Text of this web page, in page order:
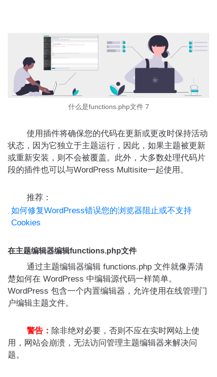
什么是functions.php文件 7
使用插件将确保您的代码在更新或更改时保持活动
状态，因为它独立于主题运行，因此，如果主题被更新
或重新安装，则不会被覆盖。此外，大多数处理代码片
段的插件也可以与WordPress Multisite一起使用。
推荐：
如何修复WordPress错误您的浏览器阻止或不支持
Cookies
在主题编辑器编辑functions.php文件
通过主题编辑器编辑 functions.php 文件就像弄清
楚如何在 WordPress 中编辑源代码一样简单。
WordPress 包含一个内置编辑器，允许使用在线管理门
户编辑主题文件。
警告： 除非绝对必要，否则不应在实时网站上使
用，网站会崩溃，无法访问管理主题编辑器来解决问
题。